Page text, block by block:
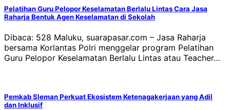
Pelatihan Guru Pelopor Keselamatan Berlalu Lintas Cara Jasa
Raharja Bentuk Agen Keselamatan di Sekolah
Dibaca: 528 Maluku, suarapasar.com – Jasa Raharja
bersama Korlantas Polri menggelar program Pelatihan
Guru Pelopor Keselamatan Berlalu Lintas atau Teacher…
Pemkab Sleman Perkuat Ekosistem Ketenagakerjaan yang Adil
dan Inklusif